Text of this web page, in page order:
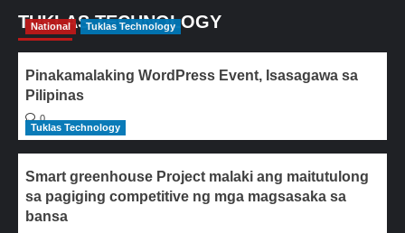
TUKLAS TECHNOLOGY
National Tuklas Technology
Pinakamalaking WordPress Event, Isasagawa sa
Pilipinas
0
Tuklas Technology
Smart greenhouse Project malaki ang maitutulong
sa pagiging competitive ng mga magsasaka sa
bansa